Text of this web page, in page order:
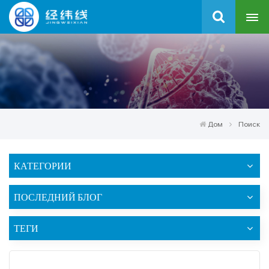
Дом Поиск
КАТЕГОРИИ
ПОСЛЕДНИЙ БЛОГ
ТЕГИ